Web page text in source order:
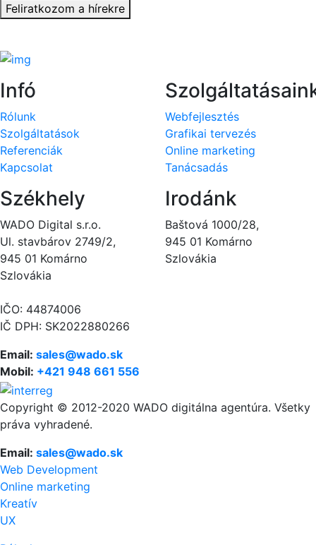
Feliratkozom a hírekre
Infó
Rólunk
Szolgáltatások
Referenciák
Kapcsolat
Webfejlesztés
Grafikai tervezés
Online marketing
Tanácsadás
Székhely
WADO Digital s.r.o.
Ul. stavbárov 2749/2,
945 01 Komárno
Szlovákia
IČO: 44874006
IČ DPH: SK2022880266
Irodánk
Baštová 1000/28,
945 01 Komárno
Szlovákia
Email: sales@wado.sk
Mobil: +421 948 661 556
Copyright © 2012-2020 WADO digitálna agentúra. Všetky
práva vyhradené.
Email: sales@wado.sk
Web Development
Online marketing
Kreatív
UX